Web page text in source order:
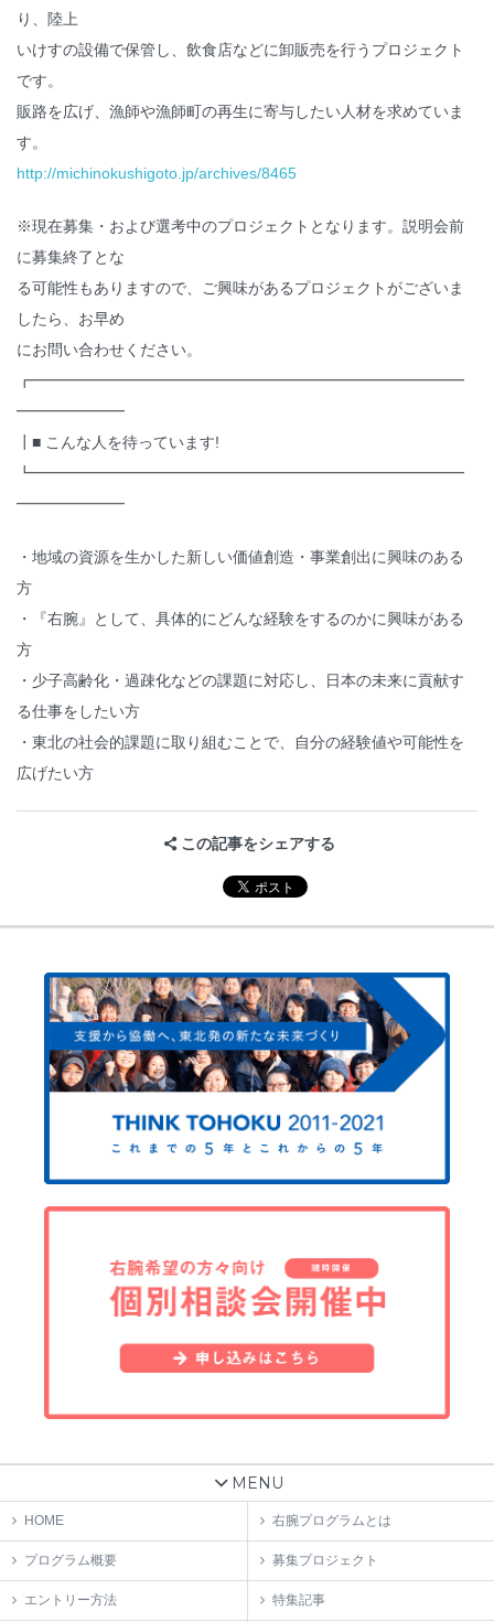
り、陸上
いけすの設備で保管し、飲食店などに卸販売を行うプロジェクト
です。
販路を広げ、漁師や漁師町の再生に寄与したい人材を求めていま
す。
http://michinokushigoto.jp/archives/8465
※現在募集・および選考中のプロジェクトとなります。説明会前
に募集終了とな
る可能性もありますので、ご興味があるプロジェクトがございま
したら、お早め
にお問い合わせください。
┏━━━━━━━━━━━━━━━━━━━━━━━━━━━━
━━━━━━━
┃■ こんな人を待っています!
┗━━━━━━━━━━━━━━━━━━━━━━━━━━━━
━━━━━━━
・地域の資源を生かした新しい価値創造・事業創出に興味のある
方
・『右腕』として、具体的にどんな経験をするのかに興味がある
方
・少子高齢化・過疎化などの課題に対応し、日本の未来に貢献す
る仕事をしたい方
・東北の社会的課題に取り組むことで、自分の経験値や可能性を
広げたい方
この記事をシェアする
MENU
HOME 右腕プログラムとは
プログラム概要 募集プロジェクト
エントリー方法 特集記事